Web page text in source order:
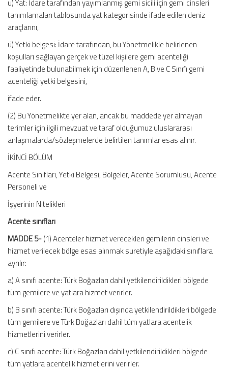
u) Yat: İdare tarafından yayımlanmış gemi sicili için gemi cinsleri
tanımlamaları tablosunda yat kategorisinde ifade edilen deniz
araçlarını,
ü) Yetki belgesi: İdare tarafından, bu Yönetmelikle belirlenen
koşulları sağlayan gerçek ve tüzel kişilere gemi acenteliği
faaliyetinde bulunabilmek için düzenlenen A, B ve C Sınıfı gemi
acenteliği yetki belgesini,
ifade eder.
(2) Bu Yönetmelikte yer alan, ancak bu maddede yer almayan
terimler için ilgili mevzuat ve taraf olduğumuz uluslararası
anlaşmalarda/sözleşmelerde belirtilen tanımlar esas alınır.
İKİNCİ BÖLÜM
Acente Sınıfları, Yetki Belgesi, Bölgeler, Acente Sorumlusu, Acente
Personeli ve
İşyerinin Nitelikleri
Acente sınıfları
MADDE 5-(1) Acenteler hizmet verecekleri gemilerin cinsleri ve
hizmet verilecek bölge esas alınmak suretiyle aşağıdaki sınıflara
ayrılır:
a) A sınıfı acente: Türk Boğazları dahil yetkilendirildikleri bölgede
tüm gemilere ve yatlara hizmet verirler.
b) B sınıfı acente: Türk Boğazları dışında yetkilendirildikleri bölgede
tüm gemilere ve Türk Boğazları dahil tüm yatlara acentelik
hizmetlerini verirler.
c) C sınıfı acente: Türk Boğazları dahil yetkilendirildikleri bölgede
tüm yatlara acentelik hizmetlerini verirler.